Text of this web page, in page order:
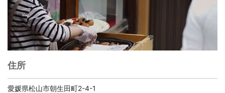
住所
愛媛県松山市朝生田町2-4-1